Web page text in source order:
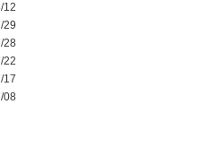
12
29
28
22
17
08